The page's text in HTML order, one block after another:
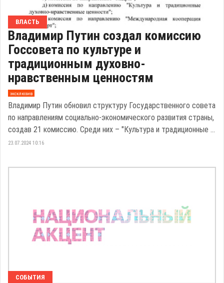
ВЛАСТЬ
Владимир Путин создал комиссию
Госсовета по культуре и
традиционным духовно-
нравственным ценностям
эксклюзив
Владимир Путин обновил структуру Государственного совета
по направлениям социально-экономического развития страны,
создав 21 комиссию. Среди них – "Культура и традиционные ...
23.07.2024 10:16
СОБЫТИЯ